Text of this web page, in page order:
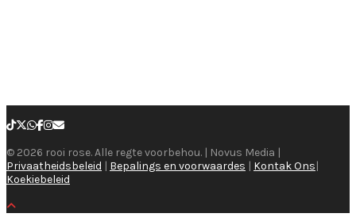
© 2026 rooi rose. Alle regte voorbehou. | Novus Media |
Privaatheidsbeleid | Bepalings en voorwaardes | Kontak Ons|
Koekiebeleid